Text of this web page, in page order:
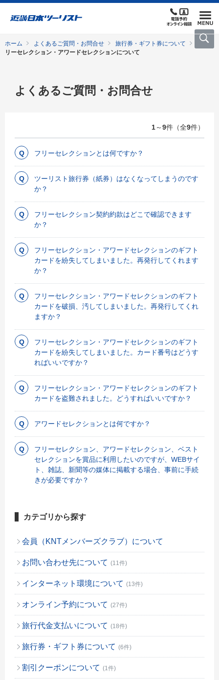
ホーム よくあるご質問・お問合せ 旅行券・ギフト券について
フ
リーセレクション・アワードセレクションについて
よくあるご質問・お問合せ
1～9件（全9件）
フリーセレクションとは何ですか？
ツーリスト旅行券（紙券）はなくなってしまうのです
か？
フリーセレクション契約約款はどこで確認できます
か？
フリーセレクション・アワードセレクションのギフト
カードを紛失してしまいました。再発行してくれます
か？
フリーセレクション・アワードセレクションのギフト
カードを破損、汚してしまいました。再発行してくれ
ますか？
フリーセレクション・アワードセレクションのギフト
カードを紛失してしまいました。カード番号はどうす
ればいいですか？
フリーセレクション・アワードセレクションのギフト
カードを盗難されました。どうすればいいですか？
アワードセレクションとは何ですか？
フリーセレクション、アワードセレクション、ベスト
セレクションを賞品に利用したいのですが、WEBサイ
ト、雑誌、新聞等の媒体に掲載する場合、事前に手続
きが必要ですか？
カテゴリから探す
会員（KNTメンバーズクラブ）について
お問い合わせ先について (11件)
インターネット環境について (13件)
オンライン予約について (27件)
旅行代金支払いについて (18件)
旅行券・ギフト券について (6件)
割引クーポンについて (1件)